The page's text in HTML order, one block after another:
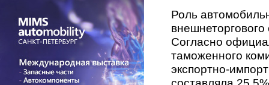
Роль
Согласно
таможенного
экспортно-